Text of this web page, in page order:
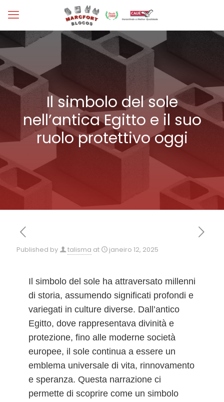
Il simbolo del sole
nell’antica Egitto e il suo
ruolo protettivo oggi
Published by talisma at janeiro 12, 2025
Il simbolo del sole ha attraversato millenni
di storia, assumendo significati profondi e
variegati in culture diverse. Dall’antico
Egitto, dove rappresentava divinità e
protezione, fino alle moderne società
europee, il sole continua a essere un
emblema universale di vita, rinnovamento
e speranza. Questa narrazione ci
permette di scoprire come un simbolo